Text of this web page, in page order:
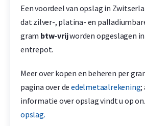
Een voordeel van opslag in
dat zilver-, platina- en
gram btw-vrijworden opgeslagen
entrepot.
Meer over kopen en beheren per
pagina over deedelmetaalrekening;
informatie over opslag vindt u op
opslag.